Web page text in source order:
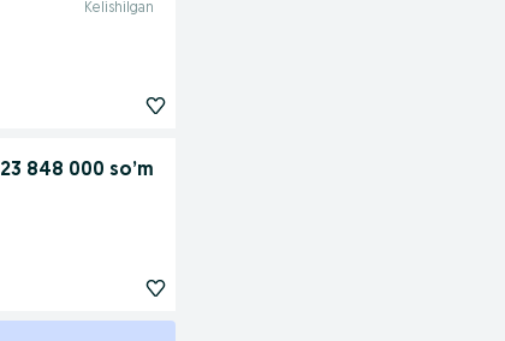
Kelishilgan
23 848 000 so’m